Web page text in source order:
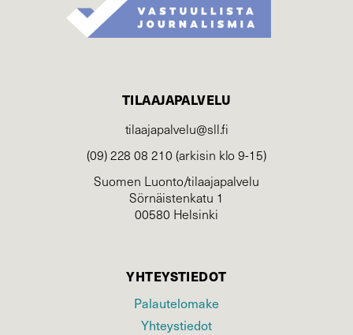
TILAAJAPALVELU
tilaajapalvelu@sll.fi
(09) 228 08 210 (arkisin klo 9-15)
Suomen Luonto/tilaajapalvelu
Sörnäistenkatu 1
00580 Helsinki
YHTEYSTIEDOT
Palautelomake
Yhteystiedot